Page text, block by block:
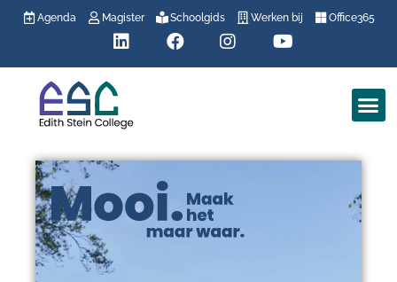
Agenda Magister Schoolgids Werken bij Office365